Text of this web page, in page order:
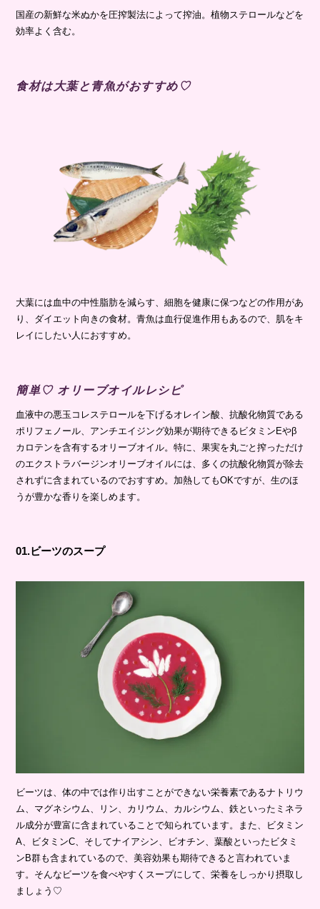
国産の新鮮な米ぬかを圧搾製法によって搾油。植物ステロールなどを
効率よく含む。
食材は大葉と青魚がおすすめ♡
大葉には血中の中性脂肪を減らす、細胞を健康に保つなどの作用があ
り、ダイエット向きの食材。青魚は血行促進作用もあるので、肌をキ
レイにしたい人におすすめ。
簡単♡ オリーブオイルレシピ
血液中の悪玉コレステロールを下げるオレイン酸、抗酸化物質である
ポリフェノール、アンチエイジング効果が期待できるビタミンEやβ
カロテンを含有するオリーブオイル。特に、果実を丸ごと搾っただけ
のエクストラバージンオリーブオイルには、多くの抗酸化物質が除去
されずに含まれているのでおすすめ。加熱してもOKですが、生のほ
うが豊かな香りを楽しめます。
01.ビーツのスープ
ビーツは、体の中では作り出すことができない栄養素であるナトリウ
ム、マグネシウム、リン、カリウム、カルシウム、鉄といったミネラ
ル成分が豊富に含まれていることで知られています。また、ビタミン
A、ビタミンC、そしてナイアシン、ビオチン、葉酸といったビタミ
ンB群も含まれているので、美容効果も期待できると言われていま
す。そんなビーツを食べやすくスープにして、栄養をしっかり摂取し
ましょう♡